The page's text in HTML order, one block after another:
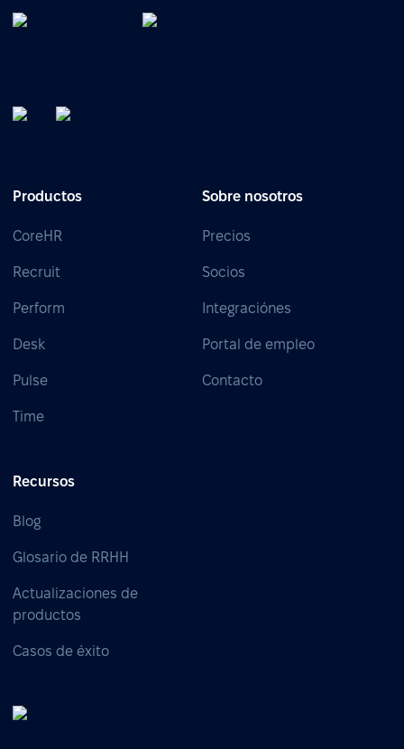
Productos
CoreHR
Recruit
Perform
Desk
Pulse
Time
Sobre nosotros
Precios
Socios
Integraciónes
Portal de empleo
Contacto
Recursos
Blog
Glosario de RRHH
Actualizaciones de
productos
Casos de éxito